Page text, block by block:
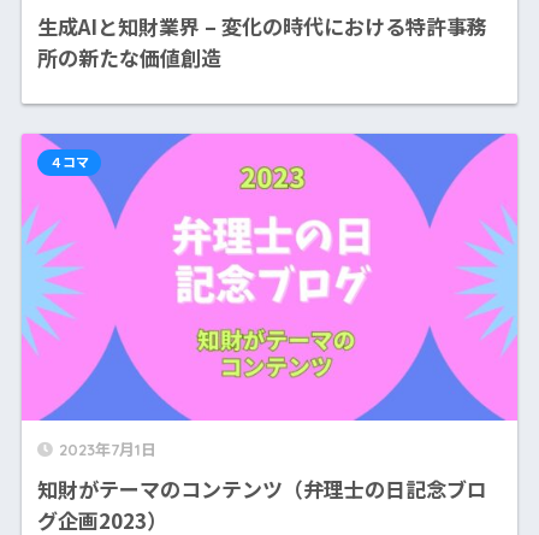
生成AIと知財業界 – 変化の時代における特許事務
所の新たな価値創造
2023年7月1日
知財がテーマのコンテンツ（弁理士の日記念ブロ
グ企画2023）
４コマ